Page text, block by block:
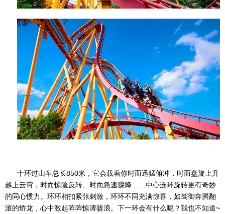
十环过山车总长850米，它会载着你时而迅猛俯冲，时而盘旋上升
越上云霄，时而惊险反转、时而急速骤降……中心连环旋转更有奇妙
的同心惯力。环环相扣紧张刺激，环环不同充满惊喜，如驾御奔腾翻
滚的矫龙，心中激起阵阵惊涛骇浪。下一环会有什么呢？我也不知道~